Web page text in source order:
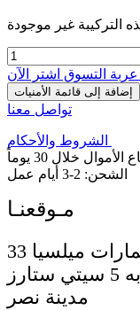
عربة التسوق اشترِ الآن
إضافة إلى قائمة الأمنيات
تواصل معنا
الشروط والأحكام
خلال 30 يوماً
الشحن: 2-3 أيام عمل
مدينة نصر